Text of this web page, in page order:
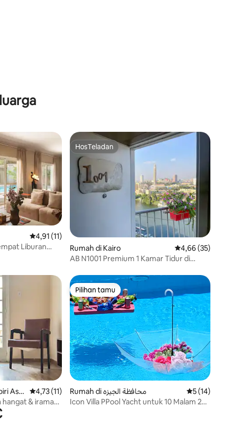
Nilai rata-rata 4,91 dari 5, 11 ulasan
4,91 (11)
Liburan
HosTeladan
HosTeladan
Rumah di Kairo Nilai rata-rata 4,66
4,66 (35)
AB N1001 Premium 1 Kamar Tidur di
Ash
Nilai rata-rata 4,73 dari 5, 11 ulasan
4,73 (11)
hangat & irama
Pilihan tamu
Pilihan tamu
Rumah di محافظة الجيزه Nilai rata-rata 5
5 (14)
Icon Villa PPool Yacht untuk 10 Malam 2